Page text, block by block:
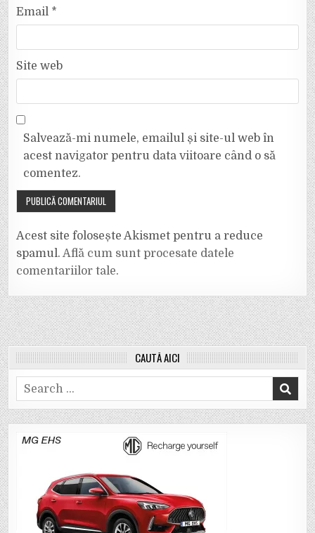
Email *
Site web
Salvează-mi numele, emailul și site-ul web în
acest navigator pentru data viitoare când o să
comentez.
Acest site folosește Akismet pentru a reduce
spamul.Află cum sunt procesate datele
comentariilor tale.
CAUTĂ AICI
Search
for: